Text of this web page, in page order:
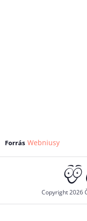
Forrás Webniusy
Copyright 2026